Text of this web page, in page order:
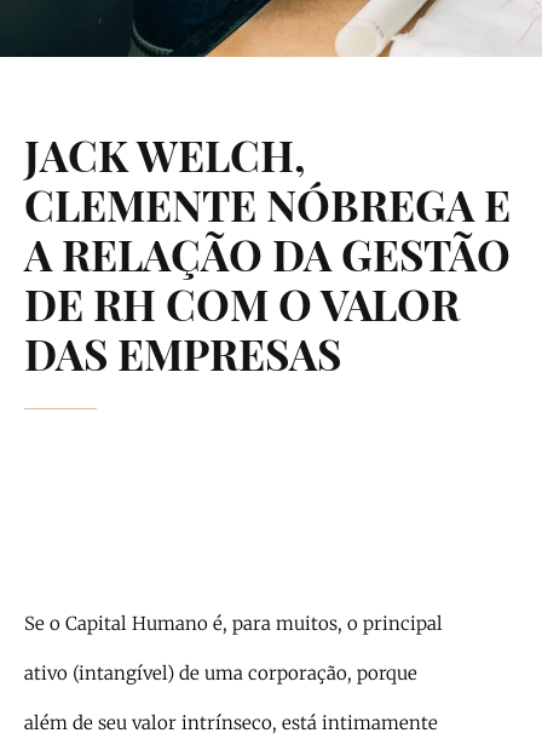
JACK WELCH,
CLEMENTE NÓBREGA E
A RELAÇÃO DA GESTÃO
DE RH COM O VALOR
DAS EMPRESAS
Se o Capital Humano é, para muitos, o principal
ativo (intangível) de uma corporação, porque
além de seu valor intrínseco, está intimamente